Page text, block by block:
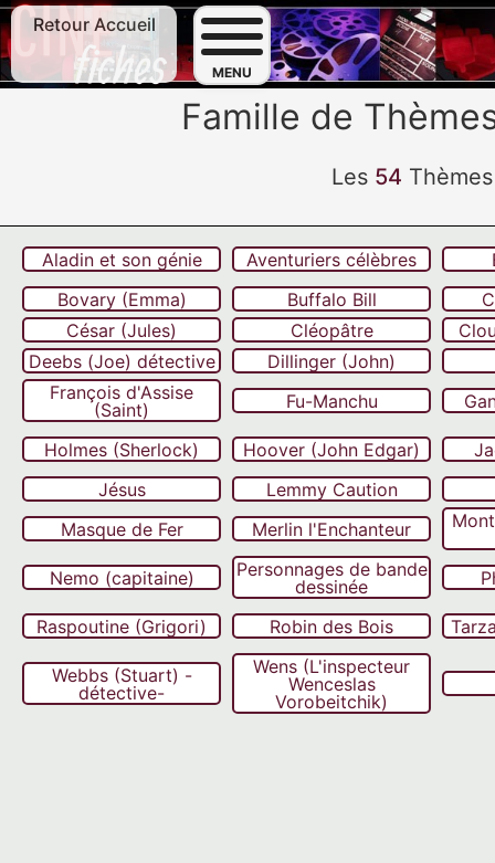
Retour Accueil
MENU
Famille de
Les 54
Aladin et son génie Aventuriers célèbres
Bovary (Emma)
Buffalo Bill
César (Jules)
Cléopâtre
Deebs (Joe) détective
Dillinger (John)
François d'Assise
(Saint)
Fu-Manchu
Holmes (Sherlock) Hoover (John Edgar)
Jésus
Lemmy Caution
Masque de Fer
Merlin l'Enchanteur
Nemo (capitaine)
Personnages de bande
dessinée
Raspoutine (Grigori) Robin des Bois
Webbs (Stuart) -
détective-
Wens (L'inspecteur
Wenceslas
Vorobeitchik)